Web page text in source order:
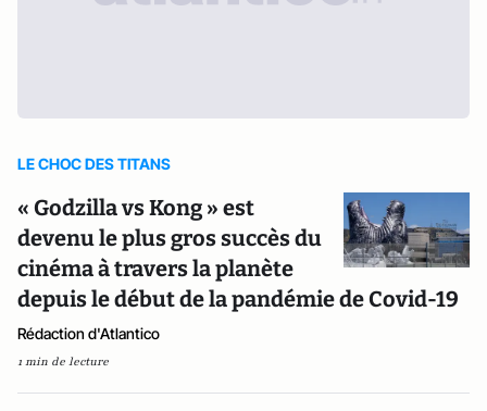
LE CHOC DES TITANS
« Godzilla vs Kong » est
devenu le plus gros succès du
cinéma à travers la planète
depuis le début de la pandémie de Covid-19
Rédaction d'Atlantico
1 min de lecture